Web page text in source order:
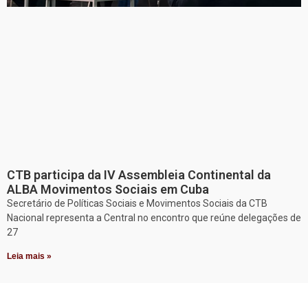
CTB participa da IV Assembleia Continental da
ALBA Movimentos Sociais em Cuba
Secretário de Políticas Sociais e Movimentos Sociais da CTB
Nacional representa a Central no encontro que reúne delegações de
27
Leia mais »